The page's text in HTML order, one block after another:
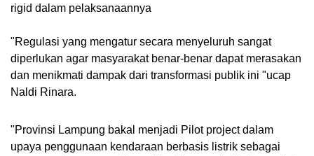
rigid dalam pelaksanaannya
"Regulasi yang mengatur secara menyeluruh sangat
diperlukan agar masyarakat benar-benar dapat merasakan
dan menikmati dampak dari transformasi publik ini "ucap
Naldi Rinara.
"Provinsi Lampung bakal menjadi Pilot project dalam
upaya penggunaan kendaraan berbasis listrik sebagai